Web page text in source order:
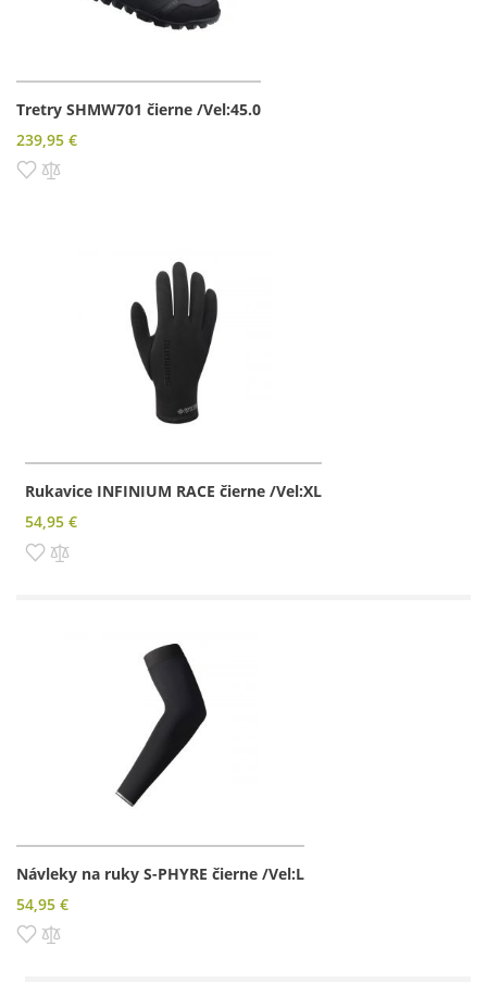
Tretry SHMW701 čierne /Vel:45.0
239,95 €
Pridať do zoznamu prianí
Rukavice INFINIUM RACE čierne /Vel:XL
54,95 €
Pridať do zoznamu prianí
Návleky na ruky S-PHYRE čierne /Vel:L
54,95 €
Pridať do zoznamu prianí